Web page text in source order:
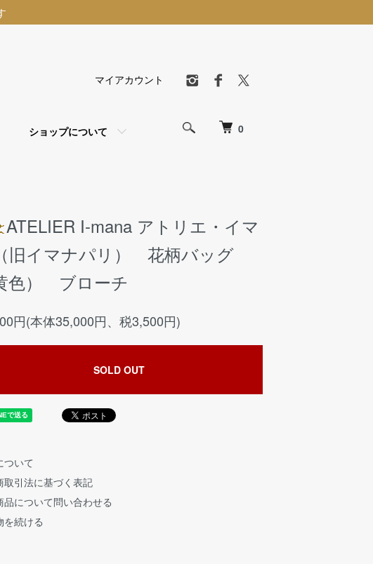
0
ショップについて
マイアカウント
ATELIER I-mana アトリエ・イマ
旧イマナパリ） 花柄バッグ
色） ブローチ
円(本体35,000円、税3,500円)
SOLD OUT
ついて
取引法に基づく表記
品について問い合わせる
を続ける